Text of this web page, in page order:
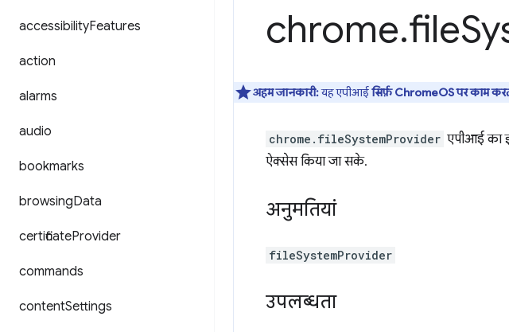
accessibilityFeatures
action
alarms
audio
bookmarks
browsingData
certificateProvider
commands
contentSettings
chrome.file
अहम जानकारी:यह एपीआईसिर्फ़ ChromeOS पर काम
chrome.fileSystemProvider एपीआई का
ऐक्सेस किया जा सके.
अनुमतियां
fileSystemProvider
उपलब्धता